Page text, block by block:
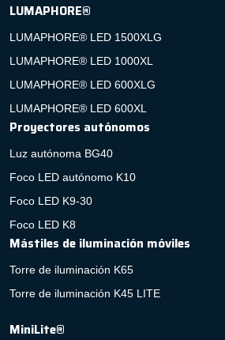
LUMAPHORE®
LUMAPHORE® LED 1500XLG
LUMAPHORE® LED 1000XL
LUMAPHORE® LED 600XLG
LUMAPHORE® LED 600XL
Proyectores autónomos
Luz autónoma BG40
Foco LED autónomo K10
Foco LED K9-30
Foco LED K8
Mástiles de iluminación móviles
Torre de iluminación K65
Torre de iluminación K45 LITE
MiniLite®